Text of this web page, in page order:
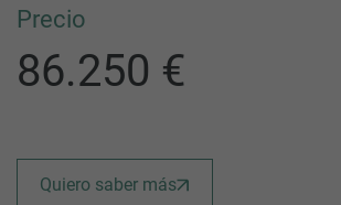
Precio
86.250 €
Quiero saber más